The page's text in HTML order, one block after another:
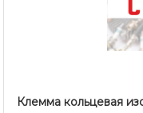
Клемма кольцевая